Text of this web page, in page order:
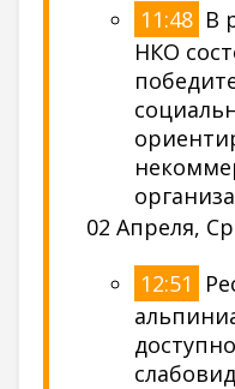
11:48 В
НКО
02 Апреля,
12:51